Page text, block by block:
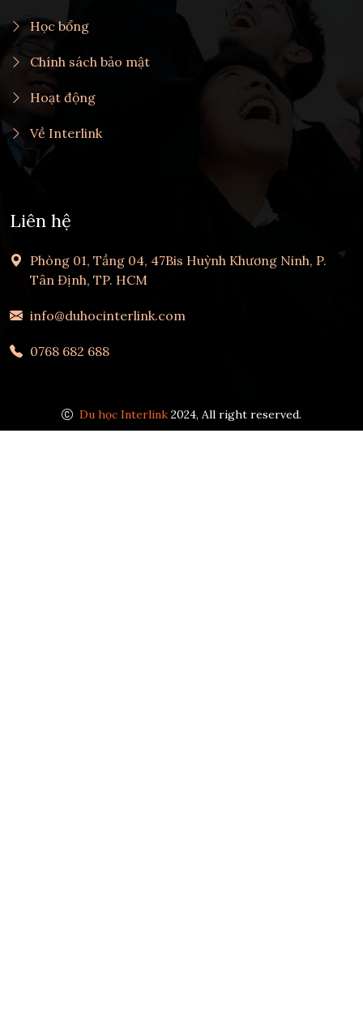
Học bổng
Chính sách bảo mật
Hoạt động
Về Interlink
Liên hệ
Phòng 01, Tầng 04, 47Bis Huỳnh Khương Ninh, P.
Tân Định, TP. HCM
info@duhocinterlink.com
0768 682 688
Du học Interlink 2024, All right reserved.